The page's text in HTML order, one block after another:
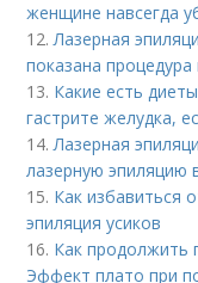
женщине навсегда
12.Лазерная
показана
13. Какие есть
гастрите желудка,
14.Лазерная
лазерную эпиляцию
15. Как избавиться
эпиляция усиков
16. Как продолжить
Эффект плато при